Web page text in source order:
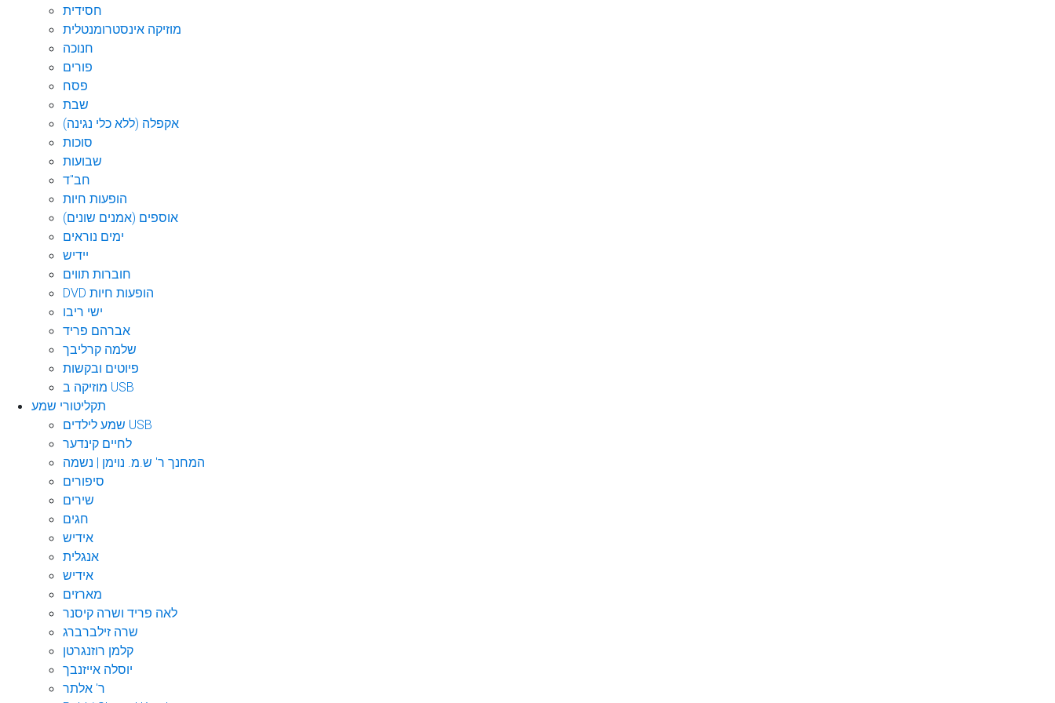
חסידית
מוזיקה אינסטרומנטלית
חנוכה
פורים
פסח
שבת
אקפלה (ללא כלי נגינה)
סוכות
שבועות
חב"ד
הופעות חיות
אוספים (אמנים שונים)
ימים נוראים
יידיש
חוברות תווים
DVD הופעות חיות
ישי ריבו
אברהם פריד
שלמה קרליבך
פיוטים ובקשות
מוזיקה ב USB
תקליטורי שמע
שמע לילדים USB
לחיים קינדער
המחנך ר' ש.מ. נוימן | נשמה
סיפורים
שירים
חגים
אידיש
אנגלית
אידיש
מארזים
לאה פריד ושרה קיסנר
שרה זילברברג
קלמן רוזנגרטן
יוסלה אייזנבך
ר' אלתר